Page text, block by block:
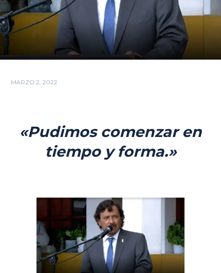
MARZO 2, 2022
«Pudimos comenzar en
tiempo y forma.»